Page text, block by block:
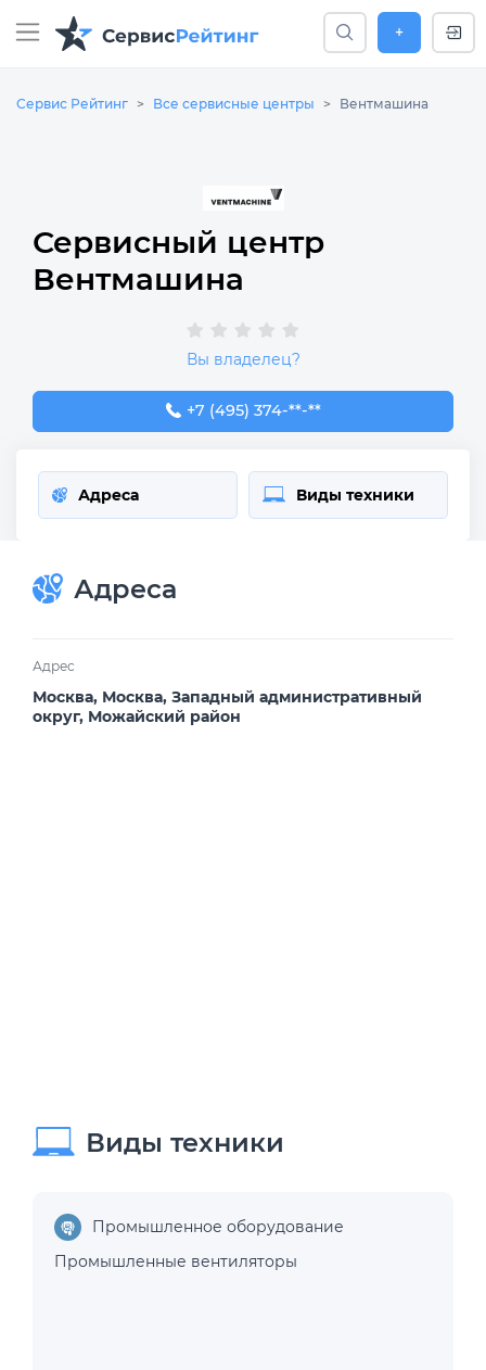
+
Сервис Рейтинг Все сервисные центры Вентмашина
Сервисный центр
Вентмашина
Вы владелец?
+7 (495) 374-85-57
+7 (495) 374-**-**
Адреса Виды техники
Адреса
Адрес
Москва, Москва, Западный административный
округ, Можайский район
Виды техники
Промышленное оборудование
Промышленные вентиляторы